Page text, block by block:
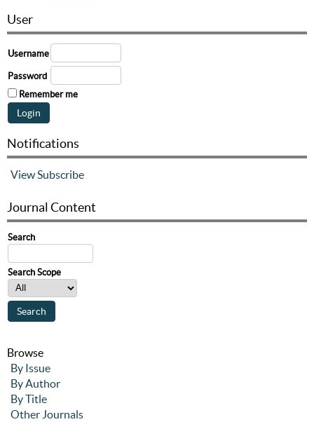
User
Username
Password
Remember me
Notifications
ViewSubscribe
Journal Content
Search
Search Scope
Browse
By Issue
By Author
By Title
Other Journals